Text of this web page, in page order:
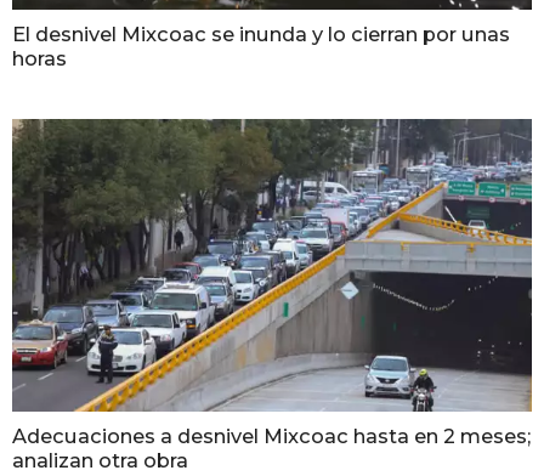
El desnivel Mixcoac se inunda y lo cierran por unas
horas
Adecuaciones a desnivel Mixcoac hasta en 2 meses;
analizan otra obra